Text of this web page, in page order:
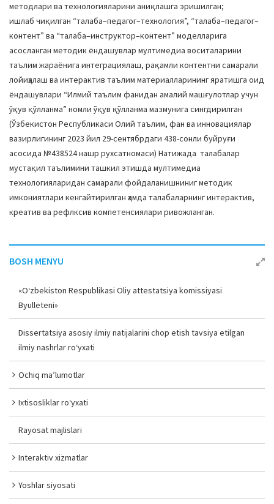
методлари ва технологияларини аниқлашга эришилган;
ишлаб чиқилган “талаба–педагог–технология”, “талаба–педагог–
контент” ва “талаба–инструктор–контент” моделларига
асосланган методик ёндашувлар мултимедиа воситаларини
таълим жараёнига интеграциялаш, рақамли контентни самарали
лойиҳалаш ва интерактив таълим материалларининг яратишга оид
ёндашувлари “Илмий таълим фанидан амалий машғулотлар учун
ўқув қўлланма” номли ўқув қўлланма мазмунига сингдирилган
(Ўзбекистон Республикаси Олий таълим, фан ва инновациялар
вазирлигининг 2023 йил 29-сентябрдаги 438-сонли буйруғи
асосида №438524 нашр рухсатномаси) Натижада талабалар
мустақил таълимини ташкил этишда мултимедиа
технологияларидан самарали фойдаланишниниг методик
имкониятлари кенгайтирилган ҳамда талабаларнинг интерактив,
креатив ва рефлксив компетенсиялари ривожланган.
BOSH MENYU
«O‘zbekiston Respublikasi Oliy attestatsiya komissiyasi
Byulleteni»
Dissertatsiya asosiy ilmiy natijalarini chop etish tavsiya etilgan
ilmiy nashrlar ro‘yxati
Ochiq ma’lumotlar
Ixtisosliklar ro‘yxati
Rayosat majlislari
Interaktiv xizmatlar
Yoshlar siyosati